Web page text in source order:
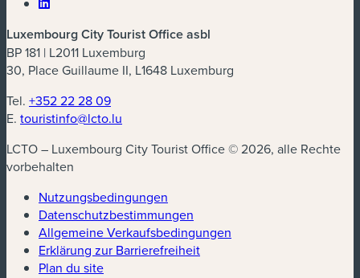
Luxembourg City Tourist Office asbl
BP 181 | L2011 Luxemburg
30, Place Guillaume II, L1648 Luxemburg
Tel. +352 22 28 09
E. touristinfo@lcto.lu
LCTO – Luxembourg City Tourist Office © 2026, alle Rechte
vorbehalten
Nutzungsbedingungen
Datenschutzbestimmungen
Allgemeine Verkaufsbedingungen
Erklärung zur Barrierefreiheit
Plan du site